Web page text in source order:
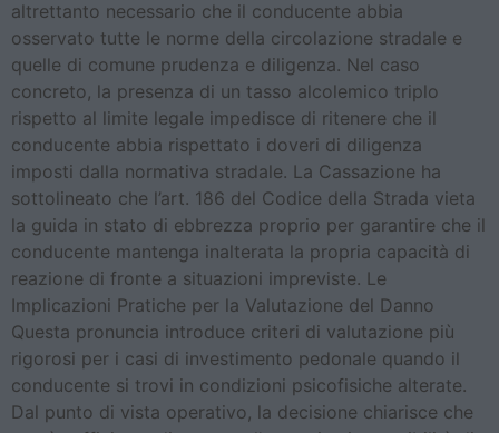
altrettanto necessario che il conducente abbia
osservato tutte le norme della circolazione stradale e
quelle di comune prudenza e diligenza. Nel caso
concreto, la presenza di un tasso alcolemico triplo
rispetto al limite legale impedisce di ritenere che il
conducente abbia rispettato i doveri di diligenza
imposti dalla normativa stradale. La Cassazione ha
sottolineato che l’art. 186 del Codice della Strada vieta
la guida in stato di ebbrezza proprio per garantire che il
conducente mantenga inalterata la propria capacità di
reazione di fronte a situazioni impreviste. Le
Implicazioni Pratiche per la Valutazione del Danno
Questa pronuncia introduce criteri di valutazione più
rigorosi per i casi di investimento pedonale quando il
conducente si trovi in condizioni psicofisiche alterate.
Dal punto di vista operativo, la decisione chiarisce che